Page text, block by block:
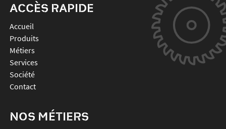
ACCÈS RAPIDE
Accueil
Produits
Métiers
Services
Société
Contact
NOS MÉTIERS